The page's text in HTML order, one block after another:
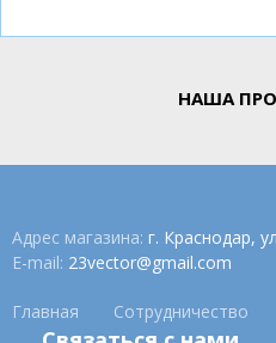
НАША
Адрес магазина: г. Краснодар,
E-mail: 23vector@gmail.com
Главная Сотрудничество